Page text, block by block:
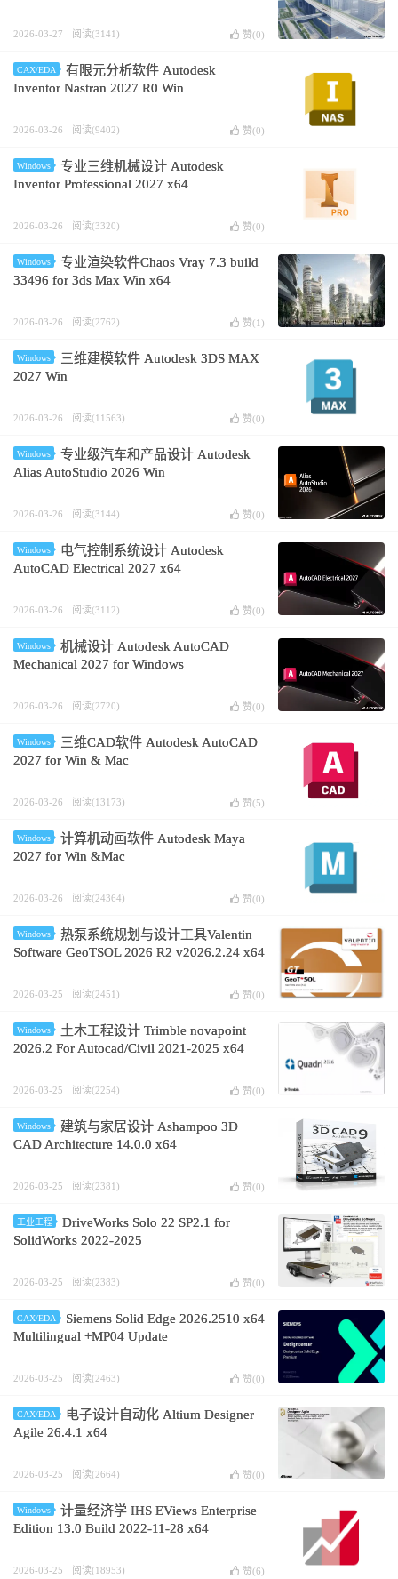
2026-03-27 阅读(3141) 赞(0)
CAX/EDA
有限元分析软件 Autodesk
Inventor Nastran 2027 R0 Win
2026-03-26 阅读(9402) 赞(0)
Windows
专业三维机械设计 Autodesk
Inventor Professional 2027 x64
2026-03-26 阅读(3320) 赞(0)
Windows
专业渲染软件Chaos Vray 7.3 build
33496 for 3ds Max Win x64
2026-03-26 阅读(2762) 赞(1 )
Windows
三维建模软件 Autodesk 3DS MAX
2027 Win
2026-03-26 阅读(11563) 赞(0)
Windows
专业级汽车和产品设计 Autodesk
Alias AutoStudio 2026 Win
2026-03-26 阅读(3144) 赞(0)
Windows
电气控制系统设计 Autodesk
AutoCAD Electrical 2027 x64
2026-03-26 阅读(3112) 赞(0)
Windows
机械设计 Autodesk AutoCAD
Mechanical 2027 for Windows
2026-03-26 阅读(2720) 赞(0)
Windows
三维CAD软件 Autodesk AutoCAD
2027 for Win & Mac
2026-03-26 阅读(13173) 赞(5)
Windows
计算机动画软件 Autodesk Maya
2027 for Win &Mac
2026-03-26 阅读(24364) 赞(0)
Windows
热泵系统规划与设计工具Valentin
Software GeoTSOL 2026 R2 v2026.2.24 x64
2026-03-25 阅读(2451) 赞(0)
Windows
土木工程设计 Trimble novapoint
2026.2 For Autocad/Civil 2021-2025 x64
2026-03-25 阅读(2254) 赞(0)
Windows
建筑与家居设计 Ashampoo 3D
CAD Architecture 14.0.0 x64
2026-03-25 阅读(2381) 赞(0)
工业工程
DriveWorks Solo 22 SP2.1 for
SolidWorks 2022-2025
2026-03-25 阅读(2383) 赞(0)
CAX/EDA
Siemens Solid Edge 2026.2510 x64
Multilingual +MP04 Update
2026-03-25 阅读(2463) 赞(0)
CAX/EDA
电子设计自动化 Altium Designer
Agile 26.4.1 x64
2026-03-25 阅读(2664) 赞(0)
Windows
计量经济学 IHS EViews Enterprise
Edition 13.0 Build 2022-11-28 x64
2026-03-25 阅读(18953) 赞(6)